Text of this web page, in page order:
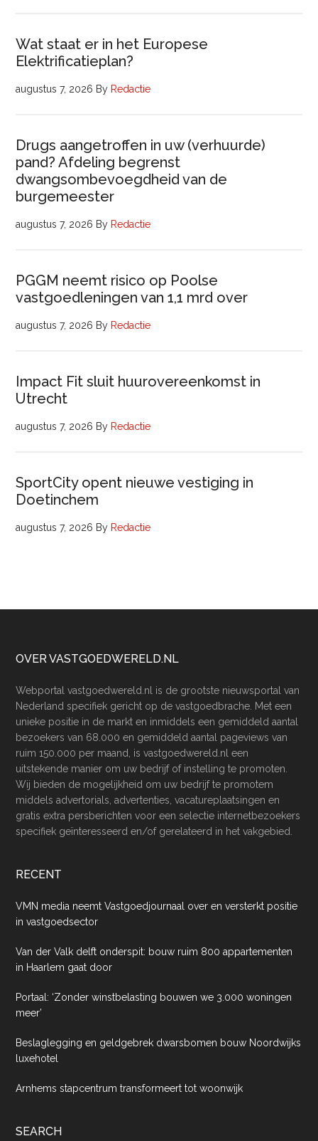
Wat staat er in het Europese
Elektrificatieplan?
augustus 7, 2026 By Redactie
Drugs aangetroffen in uw (verhuurde)
pand? Afdeling begrenst
dwangsombevoegdheid van de
burgemeester
augustus 7, 2026 By Redactie
PGGM neemt risico op Poolse
vastgoedleningen van 1,1 mrd over
augustus 7, 2026 By Redactie
Impact Fit sluit huurovereenkomst in
Utrecht
augustus 7, 2026 By Redactie
SportCity opent nieuwe vestiging in
Doetinchem
augustus 7, 2026 By Redactie
Footer
OVER VASTGOEDWERELD.NL
Webportal vastgoedwereld.nl is de grootste nieuwsportal van
Nederland specifiek gericht op de vastgoedbrache. Met een
unieke positie in de markt en inmiddels een gemiddeld aantal
bezoekers van 68.000 en gemiddeld aantal pageviews van
ruim 150.000 per maand, is vastgoedwereld.nl een
uitstekende manier om uw bedrijf of instelling te promoten.
Wij bieden de mogelijkheid om uw bedrijf te promotem
middels advertorials, advertenties, vacatureplaatsingen en
gratis extra persberichten voor een selectie internetbezoekers
specifiek geïnteresseerd en/of gerelateerd in het vakgebied.
RECENT
VMN media neemt Vastgoedjournaal over en versterkt positie
in vastgoedsector
Van der Valk delft onderspit: bouw ruim 800 appartementen
in Haarlem gaat door
Portaal: ‘Zonder winstbelasting bouwen we 3.000 woningen
meer’
Beslaglegging en geldgebrek dwarsbomen bouw Noordwijks
luxehotel
Arnhems stapcentrum transformeert tot woonwijk
SEARCH